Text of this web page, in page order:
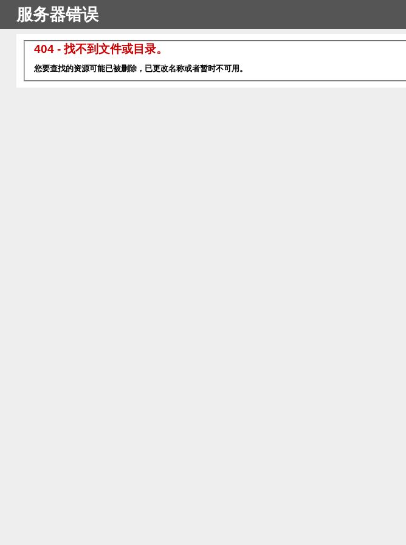
服务器错误
404 - 找不到文件或目录。
您要查找的资源可能已被删除，已更改名称或者暂时不可用。